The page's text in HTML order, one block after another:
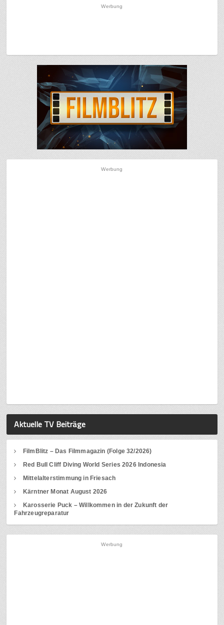
Werbung
Werbung
Aktuelle TV Beiträge
FilmBlitz – Das Filmmagazin (Folge 32/2026)
Red Bull Cliff Diving World Series 2026 Indonesia
Mittelalterstimmung in Friesach
Kärntner Monat August 2026
Karosserie Puck – Willkommen in der Zukunft der
Fahrzeugreparatur
Werbung